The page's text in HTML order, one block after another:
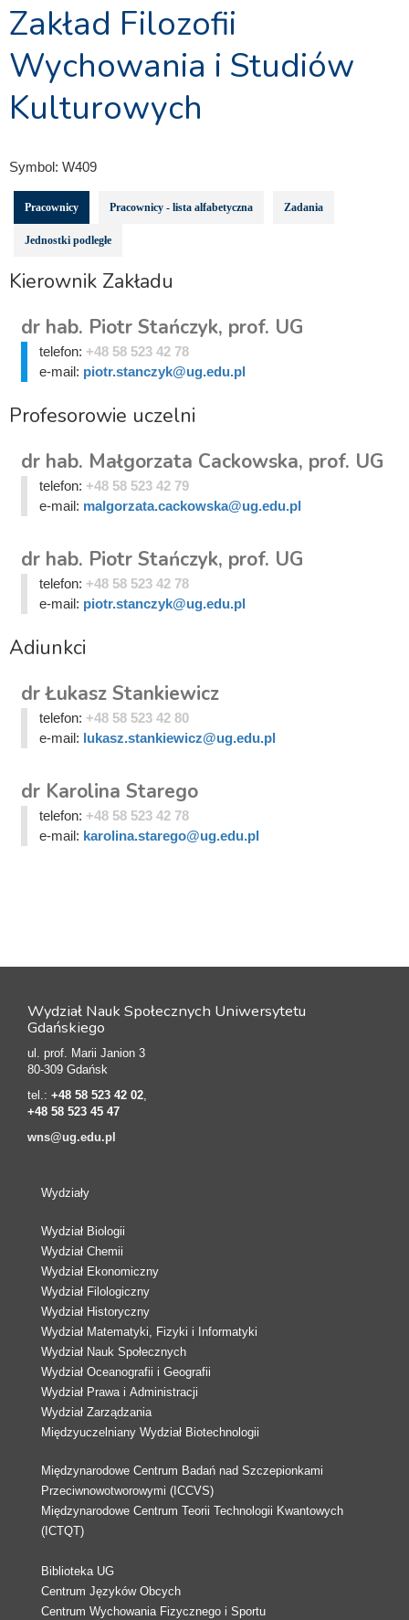
Zakład Filozofii
Wychowania i Studiów
Kulturowych
Symbol: W409
Pracownicy Pracownicy - lista alfabetyczna Zadania
Jednostki podległe
Kierownik Zakładu
dr hab. Piotr Stańczyk, prof. UG
telefon: +48 58 523 42 78
e-mail: piotr.stanczyk@ug.edu.pl
Profesorowie uczelni
dr hab. Małgorzata Cackowska, prof. UG
telefon: +48 58 523 42 79
e-mail: malgorzata.cackowska@ug.edu.pl
dr hab. Piotr Stańczyk, prof. UG
telefon: +48 58 523 42 78
e-mail: piotr.stanczyk@ug.edu.pl
Adiunkci
dr Łukasz Stankiewicz
telefon: +48 58 523 42 80
e-mail: lukasz.stankiewicz@ug.edu.pl
dr Karolina Starego
telefon: +48 58 523 42 78
e-mail: karolina.starego@ug.edu.pl
Wydział Nauk Społecznych Uniwersytetu
Gdańskiego
ul. prof. Marii Janion 3
80-309 Gdańsk
tel.: +48 58 523 42 02,
+48 58 523 45 47
wns@ug.edu.pl
Wydziały
Wydział Biologii
Wydział Chemii
Wydział Ekonomiczny
Wydział Filologiczny
Wydział Historyczny
Wydział Matematyki, Fizyki i Informatyki
Wydział Nauk Społecznych
Wydział Oceanografii i Geografii
Wydział Prawa i Administracji
Wydział Zarządzania
Międzyuczelniany Wydział Biotechnologii
Międzynarodowe Centrum Badań nad Szczepionkami
Przeciwnowotworowymi (ICCVS)
Międzynarodowe Centrum Teorii Technologii Kwantowych
(ICTQT)
Biblioteka UG
Centrum Języków Obcych
Centrum Wychowania Fizycznego i Sportu